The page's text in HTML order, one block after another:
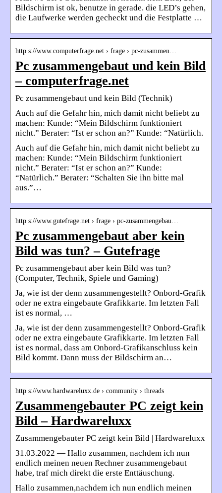
Bildschirm ist ok, benutze in gerade. die LED’s gehen,
die Laufwerke werden gecheckt und die Festplatte …
http s://www.computerfrage.net › frage › pc-zusammen…
Pc zusammengebaut und kein Bild
– computerfrage.net
Pc zusammengebaut und kein Bild (Technik)
Auch auf die Gefahr hin, mich damit nicht beliebt zu
machen: Kunde: “Mein Bildschirm funktioniert
nicht.” Berater: “Ist er schon an?” Kunde: “Natürlich.
Auch auf die Gefahr hin, mich damit nicht beliebt zu
machen: Kunde: “Mein Bildschirm funktioniert
nicht.” Berater: “Ist er schon an?” Kunde:
“Natürlich.” Berater: “Schalten Sie ihn bitte mal
aus.”…
http s://www.gutefrage.net › frage › pc-zusammengebau…
Pc zusammengebaut aber kein
Bild was tun? – Gutefrage
Pc zusammengebaut aber kein Bild was tun?
(Computer, Technik, Spiele und Gaming)
Ja, wie ist der denn zusammengestellt? Onbord-Grafik
oder ne extra eingebaute Grafikkarte. Im letzten Fall
ist es normal, …
Ja, wie ist der denn zusammengestellt? Onbord-Grafik
oder ne extra eingebaute Grafikkarte. Im letzten Fall
ist es normal, dass am Onbord-Grafikanschluss kein
Bild kommt. Dann muss der Bildschirm an…
http s://www.hardwareluxx.de › community › threads
Zusammengebauter PC zeigt kein
Bild – Hardwareluxx
Zusammengebauter PC zeigt kein Bild | Hardwareluxx
31.03.2022 — Hallo zusammen, nachdem ich nun
endlich meinen neuen Rechner zusammengebaut
habe, traf mich direkt die erste Enttäuschung.
Hallo zusammen,nachdem ich nun endlich meinen